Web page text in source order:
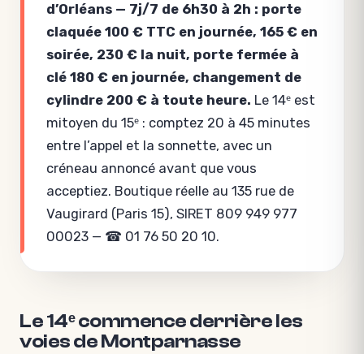
d’Orléans — 7j/7 de 6h30 à 2h : porte
claquée 100 € TTC en journée, 165 € en
soirée, 230 € la nuit, porte fermée à
clé 180 € en journée, changement de
cylindre 200 € à toute heure. Le 14ᵉ est
mitoyen du 15ᵉ : comptez 20 à 45 minutes
entre l’appel et la sonnette, avec un
créneau annoncé avant que vous
acceptiez. Boutique réelle au 135 rue de
Vaugirard (Paris 15), SIRET 809 949 977
00023 — ☎ 01 76 50 20 10.
Le 14ᵉ commence derrière les
voies de Montparnasse